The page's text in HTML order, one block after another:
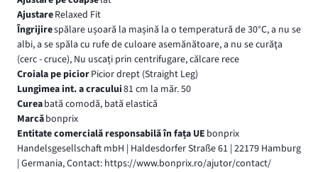
AjustareRelaxed Fit
Îngrijirespălare ușoară la mașină la o temperatură de 30°C, a nu se
albi, a se spăla cu rufe de culoare asemănătoare, a nu se curăţa
(cerc - cruce), Nu uscați prin centrifugare, călcare rece
Croiala pe piciorPicior drept (Straight Leg)
Lungimea int. a cracului81 cm la măr. 50
Cureabată comodă, bată elastică
Marcăbonprix
Entitate comercială responsabilă în fața UE bonprix
Handelsgesellschaft mbH | Haldesdorfer Straße 61 | 22179 Hamburg
| Germania, Contact: https://www.bonprix.ro/ajutor/contact/